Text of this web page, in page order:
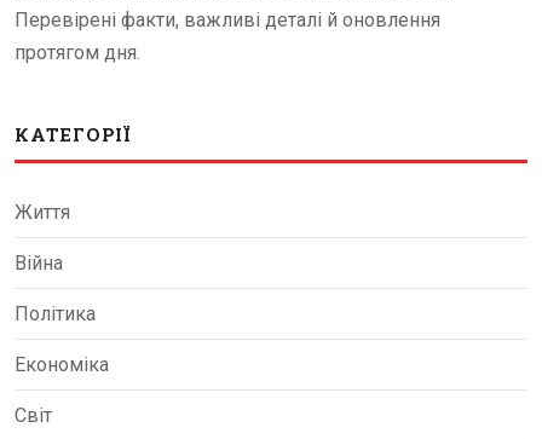
Перевірені факти, важливі деталі й оновлення
протягом дня.
КАТЕГОРІЇ
Життя
Війна
Політика
Економіка
Світ